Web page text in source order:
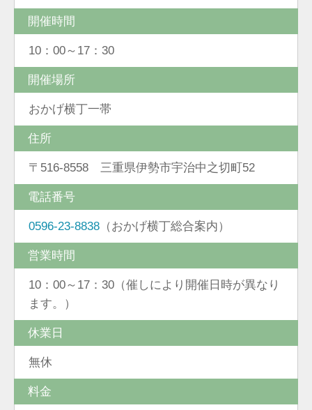
開催時間
10：00～17：30
開催場所
おかげ横丁一帯
住所
〒516-8558 三重県伊勢市宇治中之切町52
電話番号
0596-23-8838 （おかげ横丁総合案内）
営業時間
10：00～17：30（催しにより開催日時が異なり
ます。）
休業日
無休
料金